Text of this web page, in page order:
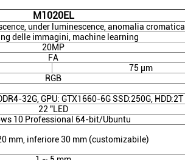
M1020EL
under luminescence, anomalia cromatica
delle immagini, machine learning
20MP
FA
75 μm
RGB
32G, GPU: GTX1660-6G SSD:250G, HDD:2T
22 "LED
10 Professional 64-bit/Ubuntu
mm, inferiore 30 mm (customizabile)